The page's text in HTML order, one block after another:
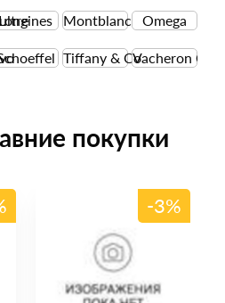
Montblanc Omega
Tiffany & CoVacheron
покупки
-3%